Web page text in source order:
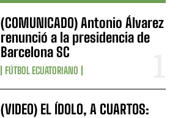
(COMUNICADO) Antonio Álvarez
renunció a la presidencia de
Barcelona SC
FÚTBOL ECUATORIANO
(VIDEO) EL ÍDOLO, A CUARTOS: